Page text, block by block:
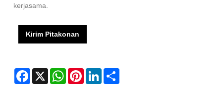
kerjasama.
Kirim Pitakonan
Facebook
X WhatsAppPinterestLinkedIn